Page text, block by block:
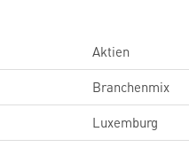
Aktien
Branchenmix
Luxemburg